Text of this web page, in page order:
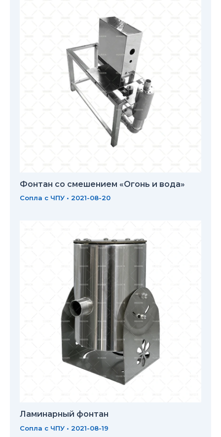
Фонтан со смешением «Огонь и вода»
Сопла с ЧПУ • 2021-08-20
Ламинарный фонтан
Сопла с ЧПУ • 2021-08-19